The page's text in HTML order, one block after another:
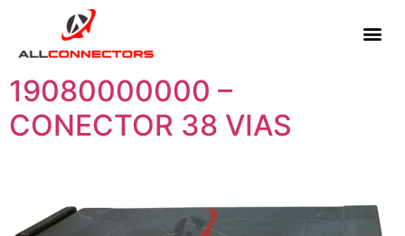
19080000000 –
CONECTOR 38 VIAS